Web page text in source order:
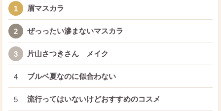
1 眉マスカラ
2 ぜっったい滲まないマスカラ
3 片山さつきさん メイク
4 ブルベ夏なのに似合わない
5 流行ってはいないけどおすすめのコスメ